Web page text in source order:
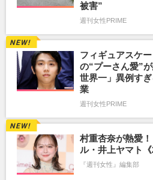
被害”
週刊女性PRIME
フィギュアスケ
の“プーさん愛”
世界一」異例す
業
週刊女性PRIME
村重杏奈が熱愛
ル・井上ヤマト
『週刊女性』編集部